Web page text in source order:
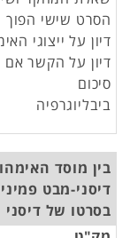
הסרט שישי הפוך
דיון על ייצוגי
דיון על הקשר
סיכום
ביבליוגרפיה
בין מוסד
דיסני-מבט
בסרטו של דיסני